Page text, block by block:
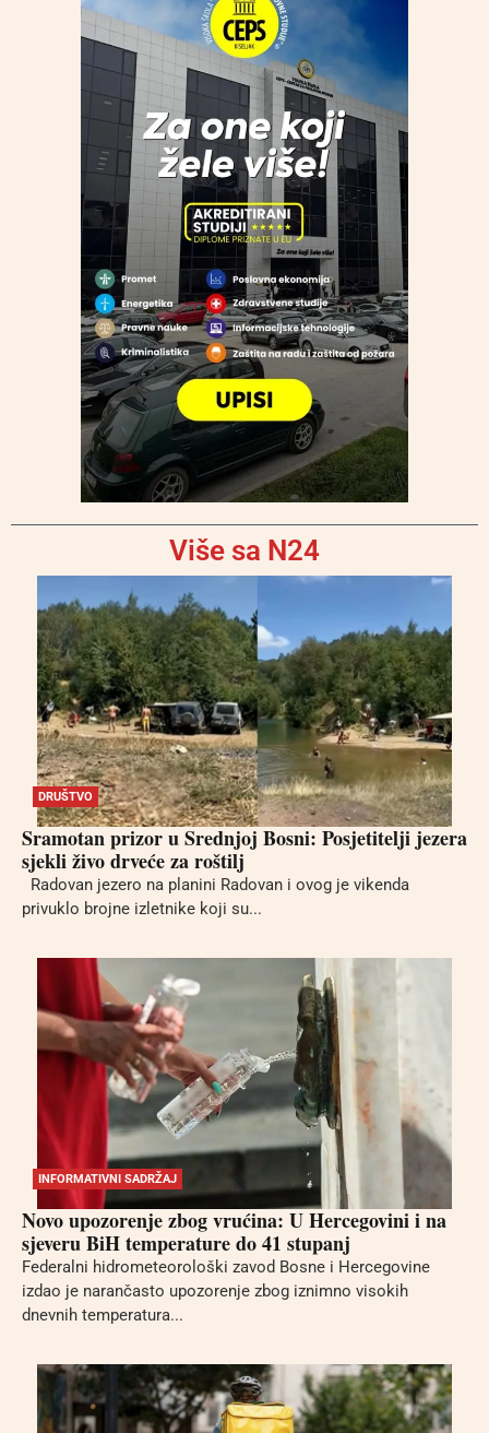
Više sa N24
DRUŠTVO
Sramotan prizor u Srednjoj Bosni: Posjetitelji jezera
sjekli živo drveće za roštilj
Radovan jezero na planini Radovan i ovog je vikenda
privuklo brojne izletnike koji su...
INFORMATIVNI SADRŽAJ
Novo upozorenje zbog vrućina: U Hercegovini i na
sjeveru BiH temperature do 41 stupanj
Federalni hidrometeorološki zavod Bosne i Hercegovine
izdao je narančasto upozorenje zbog iznimno visokih
dnevnih temperatura...